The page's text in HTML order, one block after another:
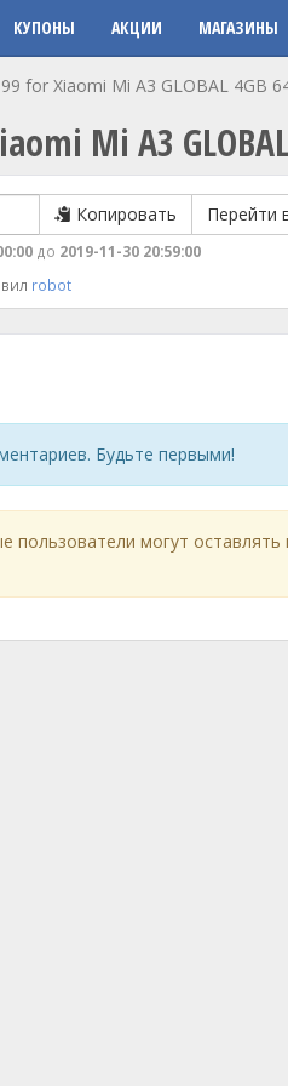
КУПОНЫ АКЦИИ МАГАЗИНЫ
for Xiaomi Mi A3 GLOBAL 4GB
Mi A3
Копировать Перейти
до 2019-11-30 20:59:00
robot
Будьте первыми!
пользователи могут